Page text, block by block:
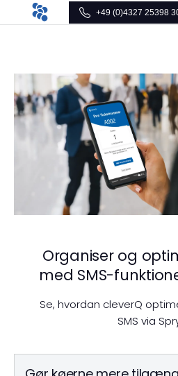
+49 (0)4327 25398
Organiser og
med SMS-
Se, hvordan cleverQ
SMS via